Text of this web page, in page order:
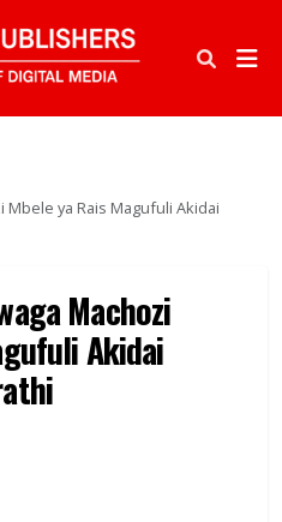
ya Rais Magufuli Akidai
Machozi
Akidai